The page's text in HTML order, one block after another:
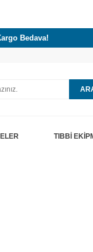
Bedava!
TIBBİ